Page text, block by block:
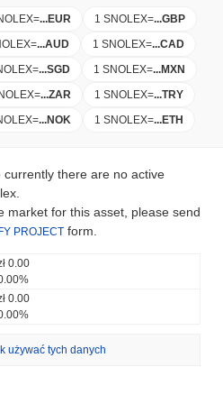
=...EUR 1 SNOLEX=...GBP
=...AUD 1 SNOLEX=...CAD
=...SGD 1 SNOLEX=...MXN
=...ZAR 1 SNOLEX=...TRY
=...NOK 1 SNOLEX=...ETH
there are no active
market for this asset, please send
PROJECT form.
0.00
0.00
używać tych danych